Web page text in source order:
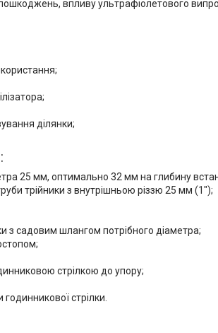
впливу ультрафіолетового
ділянки;
25 мм, оптимально 32 мм на глибину
трійники з внутрішньою різзю 25 мм (1");
з садовим шлангом потрібного діаметра;
стрілкою до упору;
стрілки.